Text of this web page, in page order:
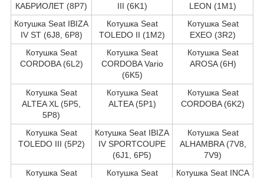
КАБРИОЛЕТ (8P7)
III (6K1)
LEON (1M1)
Котушка Seat IBIZA
IV ST (6J8, 6P8)
Котушка Seat
TOLEDO II (1M2)
Котушка Seat
EXEO (3R2)
Котушка Seat
CORDOBA (6L2)
Котушка Seat
CORDOBA Vario
(6K5)
Котушка Seat
AROSA (6H)
Котушка Seat
ALTEA XL (5P5,
5P8)
Котушка Seat
ALTEA (5P1)
Котушка Seat
CORDOBA (6K2)
Котушка Seat
TOLEDO III (5P2)
Котушка Seat IBIZA
IV SPORTCOUPE
(6J1, 6P5)
Котушка Seat
ALHAMBRA (7V8,
7V9)
Котушка Seat
Котушка Seat
Котушка Seat INCA